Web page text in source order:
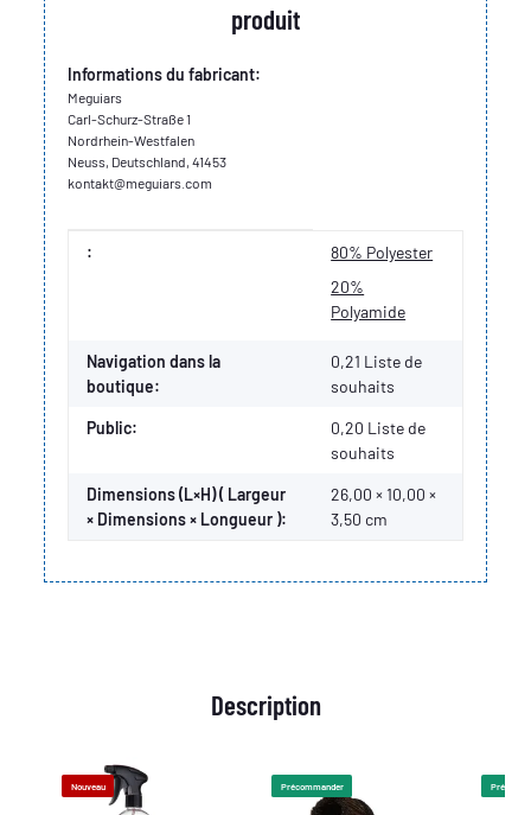
produit
Informations du fabricant:
Meguiars
Carl-Schurz-Straße 1
Nordrhein-Westfalen
Neuss, Deutschland, 41453
kontakt@meguiars.com
Valeur
Fabricant
:
80% Polyester
20%
Polyamide
Navigation dans la
boutique:
0,21 Liste de
souhaits
Public: 0,20 Liste de
souhaits
Dimensions (L×H) ( Largeur
× Dimensions × Longueur ):
26,00 × 10,00 ×
3,50 cm
Description
Nouveau Précommander